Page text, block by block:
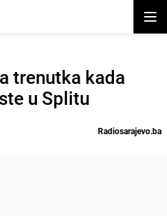
trenutka kada
u Splitu
Radiosarajevo.ba